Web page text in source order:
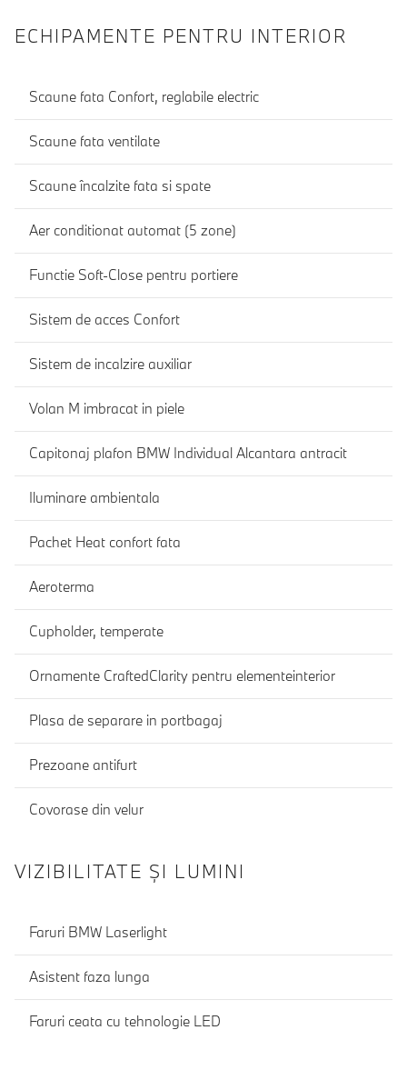
ECHIPAMENTE PENTRU INTERIOR
Scaune fata Confort, reglabile electric
Scaune fata ventilate
Scaune încalzite fata si spate
Aer conditionat automat (5 zone)
Functie Soft-Close pentru portiere
Sistem de acces Confort
Sistem de incalzire auxiliar
Volan M imbracat in piele
Capitonaj plafon BMW Individual Alcantara antracit
Iluminare ambientala
Pachet Heat confort fata
Aeroterma
Cupholder, temperate
Ornamente CraftedClarity pentru elementeinterior
Plasa de separare in portbagaj
Prezoane antifurt
Covorase din velur
VIZIBILITATE ȘI LUMINI
Faruri BMW Laserlight
Asistent faza lunga
Faruri ceata cu tehnologie LED